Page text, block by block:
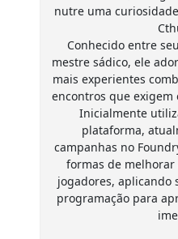
nutre uma
Conhecido entre
mestre sádico, ele
mais experientes
encontros que
Inicialmente
plataforma,
campanhas no
formas de melhorar
jogadores, aplicando
programação para